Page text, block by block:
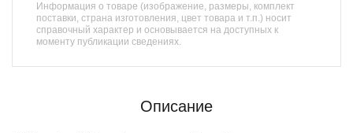
Информация о товаре (изображение, размеры, комплект
поставки, страна изготовления, цвет товара и т.п.) носит
справочный характер и основывается на доступных к
моменту публикации сведениях.
Описание